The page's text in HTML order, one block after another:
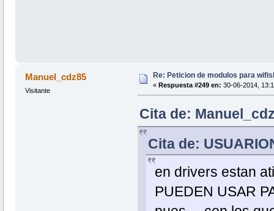
Manuel_cdz85
Visitante
Re: Peticion de modulos para
« Respuesta #249 en: 30-06-2014,
Cita de:
Cita de:
en drivers estan
PUEDEN USAR